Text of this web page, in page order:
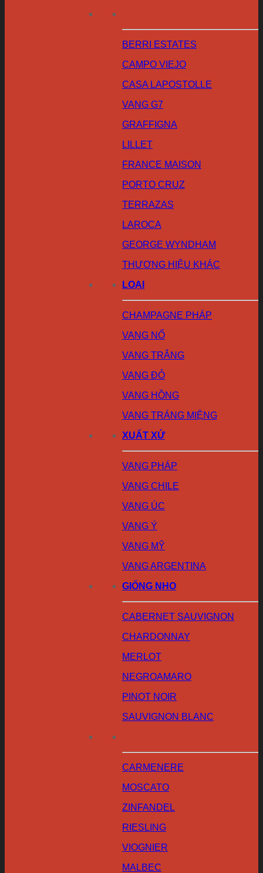
BERRI ESTATES
CAMPO VIEJO
CASA LAPOSTOLLE
VANG G7
GRAFFIGNA
LILLET
FRANCE MAISON
PORTO CRUZ
TERRAZAS
LAROCA
GEORGE WYNDHAM
THƯƠNG HIỆU KHÁC
LOẠI
CHAMPAGNE PHÁP
VANG NỔ
VANG TRẮNG
VANG ĐỎ
VANG HỒNG
VANG TRÁNG MIỆNG
XUẤT XỨ
VANG PHÁP
VANG CHILE
VANG ÚC
VANG Ý
VANG MỸ
VANG ARGENTINA
GIỐNG NHO
CABERNET SAUVIGNON
CHARDONNAY
MERLOT
NEGROAMARO
PINOT NOIR
SAUVIGNON BLANC
CARMENERE
MOSCATO
ZINFANDEL
RIESLING
VIOGNIER
MALBEC